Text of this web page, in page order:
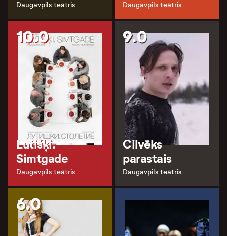
Daugavpils teātris Daugavpils teātris
10.0
Lutišķi.
Simtgade
Daugavpils teātris
9.0
Cilvēks
parastais
Daugavpils teātris
6.0